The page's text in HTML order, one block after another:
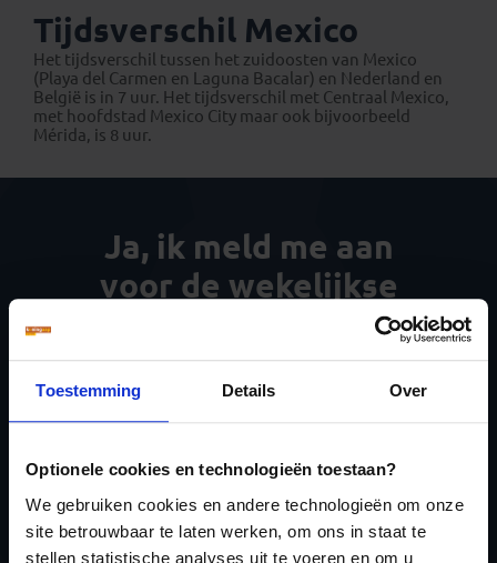
Toestemming Details Over
Optionele cookies en technologieën toestaan?
We gebruiken cookies en andere technologieën om onze
site betrouwbaar te laten werken, om ons in staat te
stellen statistische analyses uit te voeren en om u
Tijdsverschil Mexico
Het tijdsverschil tussen het zuidoosten van Mexico
(Playa del Carmen en Laguna Bacalar) en Nederland en
België is in 7 uur. Het tijdsverschil met Centraal Mexico,
met hoofdstad Mexico City maar ook bijvoorbeeld
Mérida, is 8 uur.
Ja, ik meld me aan
voor de wekelijkse